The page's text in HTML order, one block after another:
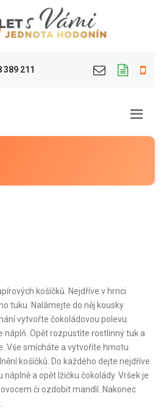
389 211
košíčků. Nejdříve v hrnci
tuku. Nalámejte do něj kousky
vytvořte čokoládovou polevu.
náplň. Opět rozpustíte rostlinný tuk a
Vše smícháte a vytvoříte hmotu.
košíčků. Do každého dejte nejdříve
náplně a opět lžičku čokolády. Vršek je
či ozdobit mandlí. Nakonec